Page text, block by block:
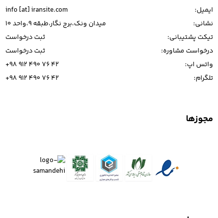
ایمیل:
info [at] iransite.com
نشانی:
میدان ونک،برج نگار،طبقه 9،واحد 10
تیکت پشتیبانی:
ثبت درخواست
درخواست مشاوره:
ثبت درخواست
واتس اپ:
+98 912 490 76 42
تلگرام:
+98 912 490 76 42
مجوزها